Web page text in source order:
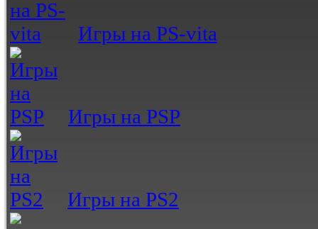
Игры на PS-vita
Игры на PSP
Игры на PS2